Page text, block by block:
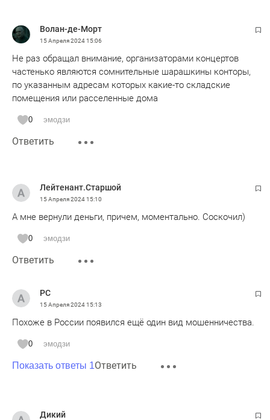
Волан-де-Морт
15 Апреля 202415:06
Не раз обращал внимание, организаторами концертов
частенько являются сомнительные шарашкины конторы,
по указанным адресам которых какие-то складские
помещения или расселенные дома
0 эмодзи
Ответить
Лейтенант.Старшой
15 Апреля 202415:10
А мне вернули деньги, причем, моментально. Соскочил)
0 эмодзи
Ответить
РС
15 Апреля 202415:13
Похоже в России появился ещё один вид мошенничества.
0 эмодзи
Показать ответы 1Ответить
Дикий